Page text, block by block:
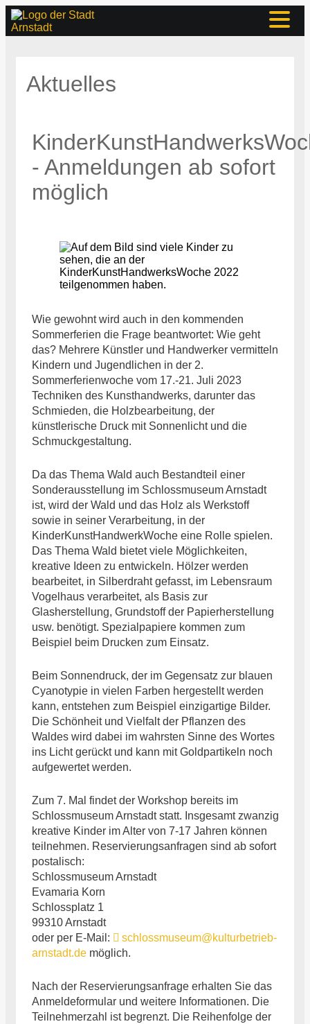
Aktuelles
- Anmeldungen ab sofort
möglich
Wie gewohnt wird auch in den kommenden
Sommerferien die Frage beantwortet: Wie geht
das? Mehrere Künstler und Handwerker vermitteln
Kindern und Jugendlichen in der 2.
Sommerferienwoche vom 17.-21. Juli 2023
Techniken des Kunsthandwerks, darunter das
Schmieden, die Holzbearbeitung, der
künstlerische Druck mit Sonnenlicht und die
Schmuckgestaltung.
Da das Thema Wald auch Bestandteil einer
Sonderausstellung im Schlossmuseum Arnstadt
ist, wird der Wald und das Holz als Werkstoff
sowie in seiner Verarbeitung, in der
KinderKunstHandwerkWoche eine Rolle spielen.
Das Thema Wald bietet viele Möglichkeiten,
kreative Ideen zu entwickeln. Hölzer werden
bearbeitet, in Silberdraht gefasst, im Lebensraum
Vogelhaus verarbeitet, als Basis zur
Glasherstellung, Grundstoff der Papierherstellung
usw. benötigt. Spezialpapiere kommen zum
Beispiel beim Drucken zum Einsatz.
Beim Sonnendruck, der im Gegensatz zur blauen
Cyanotypie in vielen Farben hergestellt werden
kann, entstehen zum Beispiel einzigartige Bilder.
Die Schönheit und Vielfalt der Pflanzen des
Waldes wird dabei im wahrsten Sinne des Wortes
ins Licht gerückt und kann mit Goldpartikeln noch
aufgewertet werden.
Zum 7. Mal findet der Workshop bereits im
Schlossmuseum Arnstadt statt. Insgesamt zwanzig
kreative Kinder im Alter von 7-17 Jahren können
teilnehmen. Reservierungsanfragen sind ab sofort
postalisch:
Schlossmuseum Arnstadt
Evamaria Korn
Schlossplatz 1
99310 Arnstadt
oder per E-Mail:
schlossmuseum@kulturbetrieb-
arnstadt.demöglich.
Nach der Reservierungsanfrage erhalten Sie das
Anmeldeformular und weitere Informationen. Die
Teilnehmerzahl ist begrenzt. Die Reihenfolge der